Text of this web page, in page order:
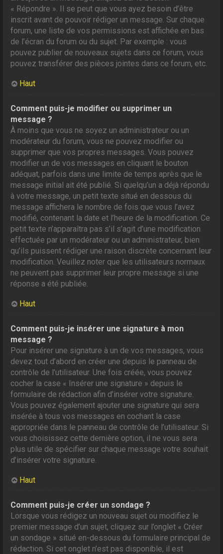
« Répondre ». Il se peut que vous ayez besoin d’être
inscrit avant de pouvoir rédiger un message. Sur chaque
forum, une liste de vos permissions est affichée en bas
de l’écran du forum ou du sujet. Par exemple : vous
pouvez publier de nouveaux sujets dans ce forum, vous
pouvez transférer des pièces jointes dans ce forum, etc.
Haut
Comment puis-je modifier ou supprimer un
message ?
À moins que vous ne soyez un administrateur ou un
modérateur du forum, vous ne pouvez modifier ou
supprimer que vos propres messages. Vous pouvez
modifier un de vos messages en cliquant le bouton
adéquat, parfois dans une limite de temps après que le
message initial ait été publié. Si quelqu’un a déjà répondu
à votre message, un petit texte situé en dessous du
message affichera le nombre de fois que vous l’avez
modifié, contenant la date et l’heure de la modification. Ce
petit texte n’apparaîtra pas s’il s’agit d’une modification
effectuée par un modérateur ou un administrateur, bien
qu’ils puissent rédiger une raison discrète concernant leur
modification. Veuillez noter que les utilisateurs normaux
ne peuvent pas supprimer leur propre message si une
réponse a été publiée.
Haut
Comment puis-je insérer une signature à mon
message ?
Pour insérer une signature à un de vos messages, vous
devez tout d’abord en créer une depuis le panneau de
contrôle de l’utilisateur. Une fois créée, vous pouvez
cocher la case « Insérer une signature » depuis le
formulaire de rédaction afin d’insérer votre signature.
Vous pouvez également ajouter une signature qui sera
insérée à tous vos messages en cochant la case
appropriée dans le panneau de contrôle de l’utilisateur. Si
vous choisissez cette dernière option, il ne vous sera
plus utile de spécifier sur chaque message votre souhait
d’insérer votre signature.
Haut
Comment puis-je créer un sondage ?
Lorsque vous rédigez un nouveau sujet ou modifiez le
premier message d’un sujet, cliquez sur l’onglet « Créer
un sondage » situé en-dessous du formulaire principal de
rédaction. Si cet onglet n’est pas disponible, il est